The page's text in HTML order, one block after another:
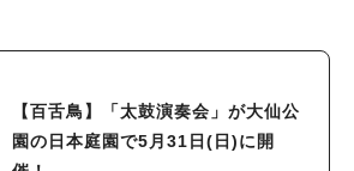
【百舌鳥】「太鼓演奏会」が大仙公
園の日本庭園で5月31日(日)に開